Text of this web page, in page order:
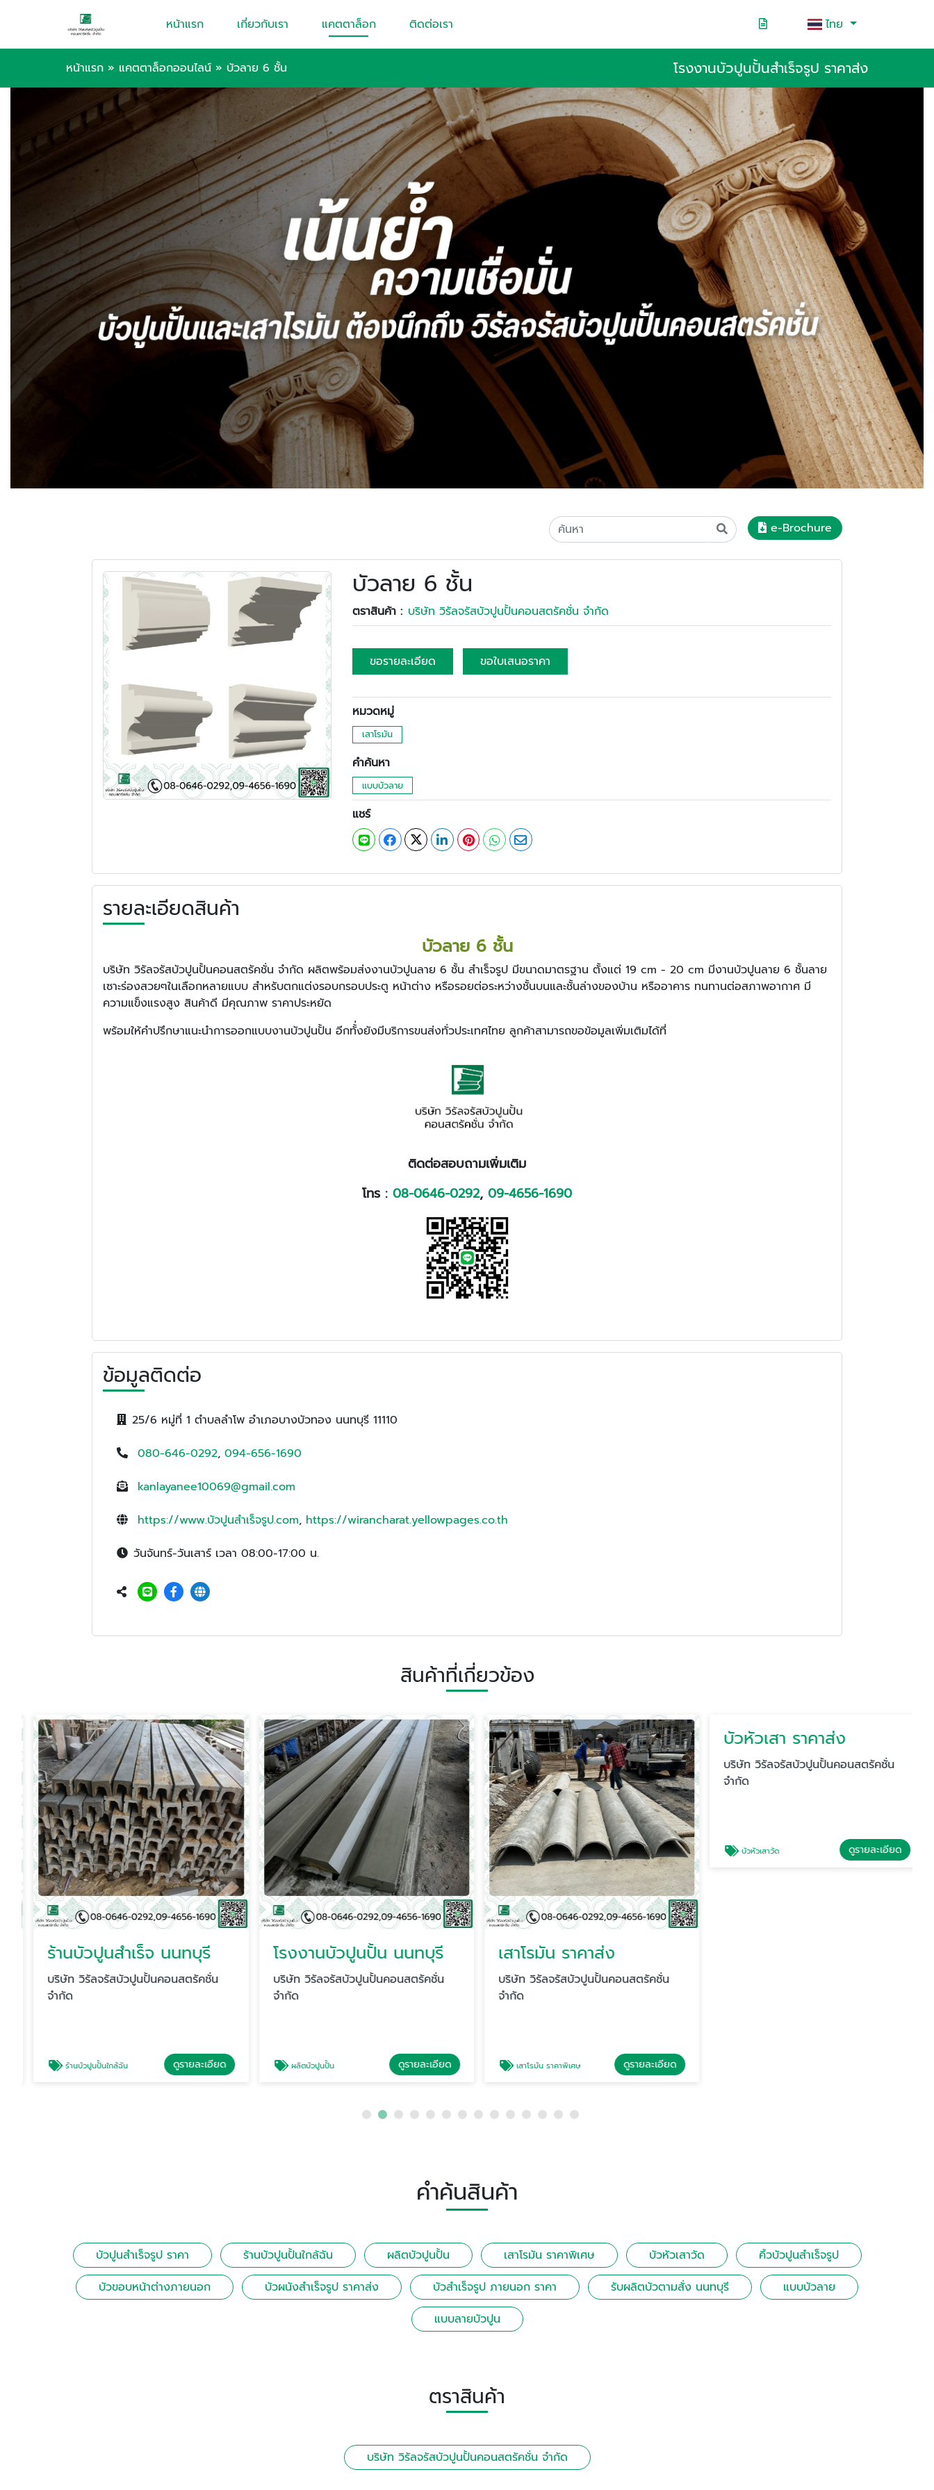
หน้าแรก เกี่ยวกับเรา แคตตาล็อก ติดต่อเรา ไทย
หน้าแรก » แคตตาล็อกออนไลน์ » บัวลาย 6 ชั้น โรงงานบัวปูนปั้นสำเร็จรูป ราคาส่ง
e-Brochure
บัวลาย 6 ชั้น
ตราสินค้า : บริษัท วิรัลจรัสบัวปูนปั้นคอนสตรัคชั่น จำกัด
ขอรายละเอียด ขอใบเสนอราคา
หมวดหมู่
เสาโรมัน
คำค้นหา
แบบบัวลาย
แชร์
รายละเอียดสินค้า
บัวลาย 6 ชั้น
บริษัท วิรัลจรัสบัวปูนปั้นคอนสตรัคชั่น จำกัด ผลิตพร้อมส่งงานบัวปูนลาย 6 ชั้น สำเร็จรูป มีขนาดมาตรฐาน ตั้งแต่ 19 cm - 20 cm มีงานบัวปูนลาย 6 ชั้นลาย
เซาะร่องสวยๆในเลือกหลายแบบ สำหรับตกแต่งรอบกรอบประตู หน้าต่าง หรือรอยต่อระหว่างชั้นบนและชั้นล่างของบ้าน หรืออาคาร ทนทานต่อสภาพอากาศ มี
ความแข็งแรงสูง สินค้าดี มีคุณภาพ ราคาประหยัด
พร้อมให้คำปรึกษาแนะนำการออกแบบงานบัวปูนปั้น อีกทั้่งยังมีบริการขนส่งทั่วประเทศไทย ลูกค้าสามารถขอข้อมูลเพิ่มเติมได้ที่
ติดต่อสอบถามเพิ่มเติม
โทร : 08-0646-0292, 09-4656-1690
ข้อมูลติดต่อ
25/6 หมู่ที่ 1 ตำบลลำโพ อำเภอบางบัวทอง นนทบุรี 11110
080-646-0292, 094-656-1690
kanlayanee10069@gmail.com
https://www.บัวปูนสำเร็จรูป.com, https://wirancharat.yellowpages.co.th
วันจันทร์-วันเสาร์ เวลา 08:00-17:00 น.
สินค้าที่เกี่ยวข้อง
ร้านบัวปูนสำเร็จ นนทบุรี
บริษัท วิรัลจรัสบัวปูนปั้นคอนสตรัคชั่น
จำกัด
ร้านบัวปูนปั้นใกล้ฉัน ดูรายละเอียด
โรงงานบัวปูนปั้น นนทบุรี
บริษัท วิรัลจรัสบัวปูนปั้นคอนสตรัคชั่น
จำกัด
ผลิตบัวปูนปั้น ดูรายละเอียด
เสาโรมัน ราคาส่ง
บริษัท วิรัลจรัสบัวปูนปั้นคอนสตรัคชั่น
จำกัด
เสาโรมัน ราคาพิเศษ ดูรายละเอียด
คำค้นสินค้า
บัวปูนสําเร็จรูป ราคา ร้านบัวปูนปั้นใกล้ฉัน ผลิตบัวปูนปั้น เสาโรมัน ราคาพิเศษ บัวหัวเสาวัด
คิ้วบัวปูนสําเร็จรูป
บัวขอบหน้าต่างภายนอก
บัวผนังสําเร็จรูป ราคาส่ง บัวสําเร็จรูป ภายนอก ราคา รับผลิตบัวตามสั่ง นนทบุรี
แบบบัวลาย
แบบลายบัวปูน
ตราสินค้า
บริษัท วิรัลจรัสบัวปูนปั้นคอนสตรัคชั่น จำกัด